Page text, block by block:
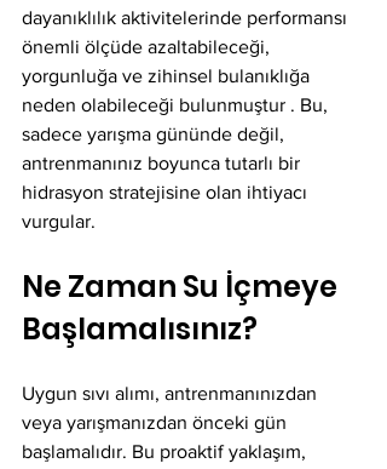
dayanıklılık aktivitelerinde performansı
önemli ölçüde azaltabileceği,
yorgunluğa ve zihinsel bulanıklığa
neden olabileceği bulunmuştur . Bu,
sadece yarışma gününde değil,
antrenmanınız boyunca tutarlı bir
hidrasyon stratejisine olan ihtiyacı
vurgular.
Ne Zaman Su İçmeye
Başlamalısınız?
Uygun sıvı alımı, antrenmanınızdan
veya yarışmanızdan önceki gün
başlamalıdır. Bu proaktif yaklaşım,